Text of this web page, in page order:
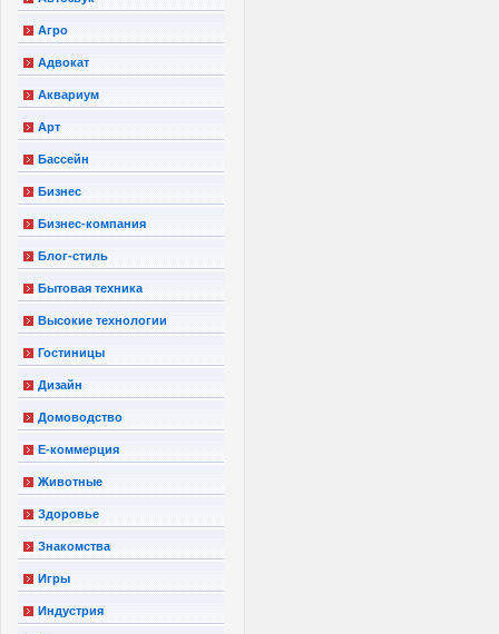
Агро
Адвокат
Аквариум
Арт
Бассейн
Бизнес
Бизнес-компания
Блог-стиль
Бытовая техника
Высокие технологии
Гостиницы
Дизайн
Домоводство
Е-коммерция
Животные
Здоровье
Знакомства
Игры
Индустрия